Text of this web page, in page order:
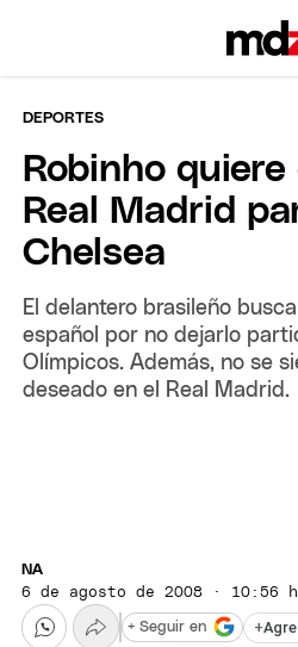
DEPORTES
Robinho quiere
Real Madrid
Chelsea
El delantero brasileño
español por no dejarlo
Olímpicos. Además, no se
deseado en el Real Madrid.
NA
6 de agosto de 2008 · 10:56
+
+ Seguir en